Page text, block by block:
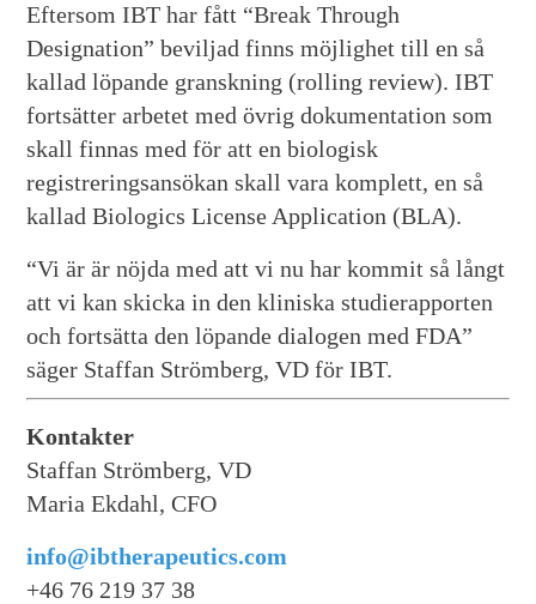
Eftersom IBT har fått “Break Through
Designation” beviljad finns möjlighet till en så
kallad löpande granskning (rolling review). IBT
fortsätter arbetet med övrig dokumentation som
skall finnas med för att en biologisk
registreringsansökan skall vara komplett, en så
kallad Biologics License Application (BLA).
“Vi är är nöjda med att vi nu har kommit så långt
att vi kan skicka in den kliniska studierapporten
och fortsätta den löpande dialogen med FDA”
säger Staffan Strömberg, VD för IBT.
Kontakter
Staffan Strömberg, VD
Maria Ekdahl, CFO
info@ibtherapeutics.com
+46 76 219 37 38